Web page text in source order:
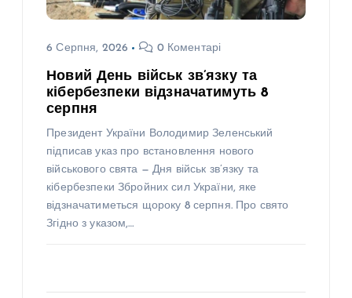
6 Серпня, 2026 0 Коментарі
Новий День військ зв’язку та
кібербезпеки відзначатимуть 8
серпня
Президент України Володимир Зеленський
підписав указ про встановлення нового
військового свята — Дня військ зв’язку та
кібербезпеки Збройних сил України, яке
відзначатиметься щороку 8 серпня. Про свято
Згідно з указом,…